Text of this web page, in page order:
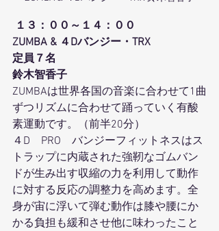
１３：００～１４：００
ZUMBA & ４Dバンジー・TRX
定員７名
鈴木智香子
ZUMBAは世界各国の音楽に合わせて1曲
ずつリズムに合わせて踊っていく有酸
素運動です。（前半20分）
４D　PRO　バンジーフィットネスはス
トラップに内蔵された強靭なゴムバン
ドが生み出す収縮の力を利用して動作
に対する反応の調整力を高めます。全
身が宙に浮いて弾む動作は膝や腰にか
かる負担も緩和させ他に味わったこと